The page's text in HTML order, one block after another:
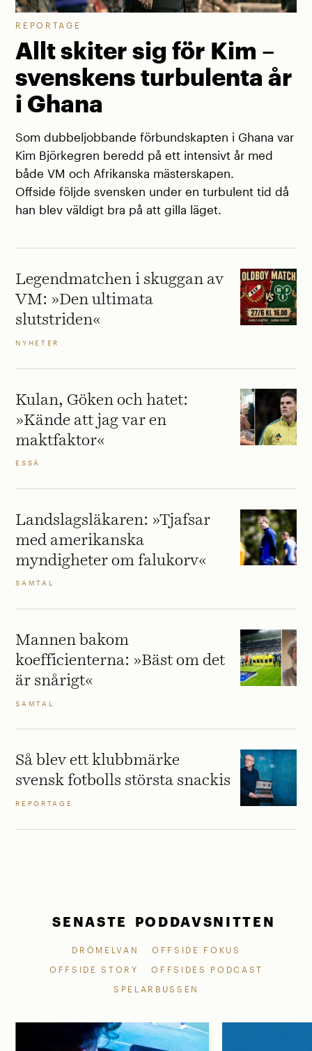
REPORTAGE
Allt skiter sig för Kim –
svenskens turbulenta år
i Ghana
Som dubbeljobbande förbundskapten i Ghana var
Kim Björkegren beredd på ett intensivt år med
både VM och Afrikanska mästerskapen.
Offside följde svensken under en turbulent tid då
han blev väldigt bra på att gilla läget.
Legendmatchen i skuggan av
VM: »Den ultimata
slutstriden«
NYHETER
Kulan, Göken och hatet:
»Kände att jag var en
maktfaktor«
ESSÄ
Landslagsläkaren: »Tjafsar
med amerikanska
myndigheter om falukorv«
SAMTAL
Mannen bakom
koefficienterna: »Bäst om det
är snårigt«
SAMTAL
Så blev ett klubbmärke
svensk fotbolls största snackis
REPORTAGE
SENASTE PODDAVSNITTEN
DRÖMELVAN
OFFSIDE FOKUS
OFFSIDE STORY
OFFSIDES PODCAST
SPELARBUSSEN